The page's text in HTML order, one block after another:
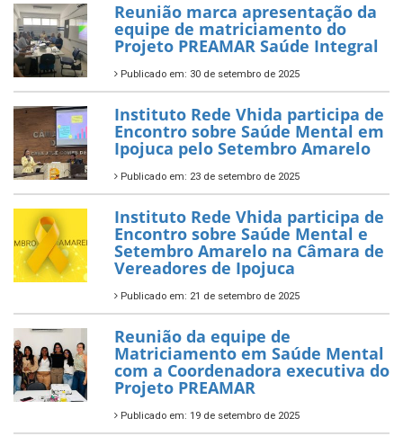
Reunião marca apresentação da
equipe de matriciamento do
Projeto PREAMAR Saúde Integral
Publicado em: 30 de setembro de 2025
Instituto Rede Vhida participa de
Encontro sobre Saúde Mental em
Ipojuca pelo Setembro Amarelo
Publicado em: 23 de setembro de 2025
Instituto Rede Vhida participa de
Encontro sobre Saúde Mental e
Setembro Amarelo na Câmara de
Vereadores de Ipojuca
Publicado em: 21 de setembro de 2025
Reunião da equipe de
Matriciamento em Saúde Mental
com a Coordenadora executiva do
Projeto PREAMAR
Publicado em: 19 de setembro de 2025